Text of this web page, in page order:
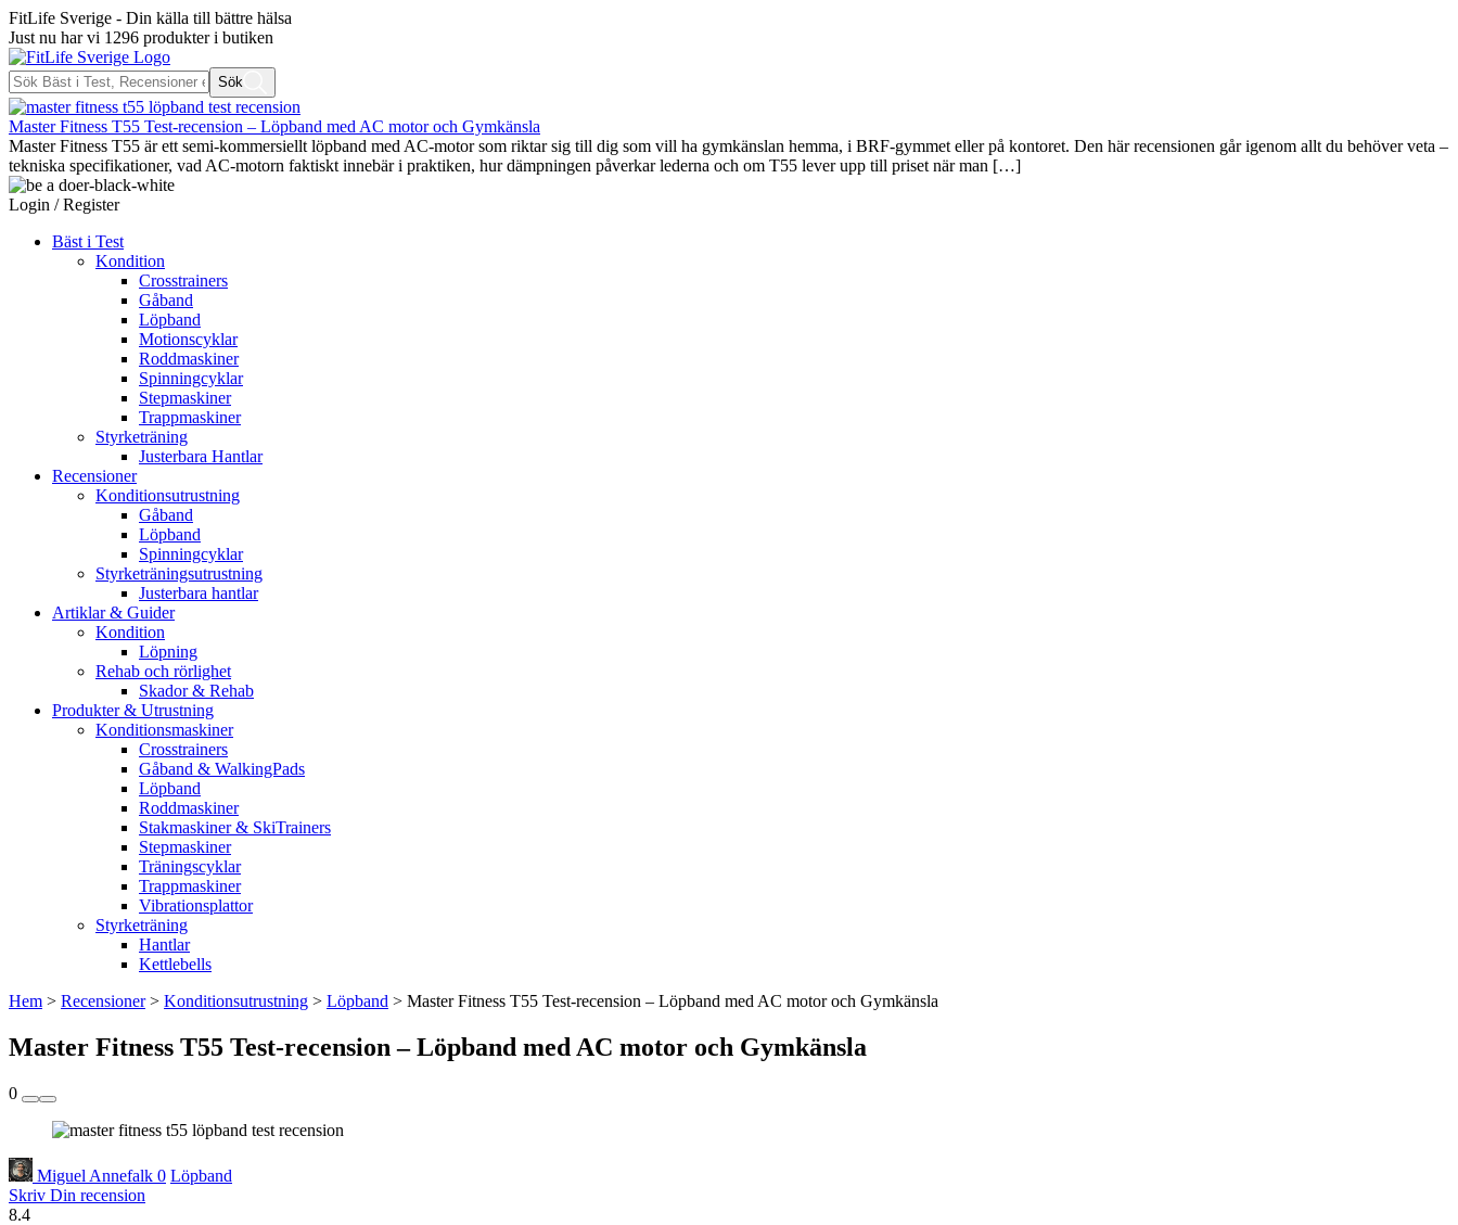
FitLife Sverige - Din källa till bättre hälsa
Just nu har vi 1296 produkter i butiken
Sök
Master Fitness T55 Test-recension – Löpband med AC motor och Gymkänsla
Master Fitness T55 är ett semi-kommersiellt löpband med AC-motor som riktar sig till dig som vill ha gymkänslan hemma, i BRF-gymmet eller på kontoret. Den här recensionen går igenom allt du behöver veta –
tekniska specifikationer, vad AC-motorn faktiskt innebär i praktiken, hur dämpningen påverkar lederna och om T55 lever upp till priset när man […]
Login / Register
Bäst i Test
Kondition
Crosstrainers
Gåband
Löpband
Motionscyklar
Roddmaskiner
Spinningcyklar
Stepmaskiner
Trappmaskiner
Styrketräning
Justerbara Hantlar
Recensioner
Konditionsutrustning
Gåband
Löpband
Spinningcyklar
Styrketräningsutrustning
Justerbara hantlar
Artiklar & Guider
Kondition
Löpning
Rehab och rörlighet
Skador & Rehab
Produkter & Utrustning
Konditionsmaskiner
Crosstrainers
Gåband & WalkingPads
Löpband
Roddmaskiner
Stakmaskiner & SkiTrainers
Stepmaskiner
Träningscyklar
Trappmaskiner
Vibrationsplattor
Styrketräning
Hantlar
Kettlebells
Hem > Recensioner> Konditionsutrustning > Löpband > Master Fitness T55 Test-recension – Löpband med AC motor och Gymkänsla
Master Fitness T55 Test-recension – Löpband med AC motor och Gymkänsla
0
Miguel Annefalk 0 Löpband
Skriv Din recension
8.4